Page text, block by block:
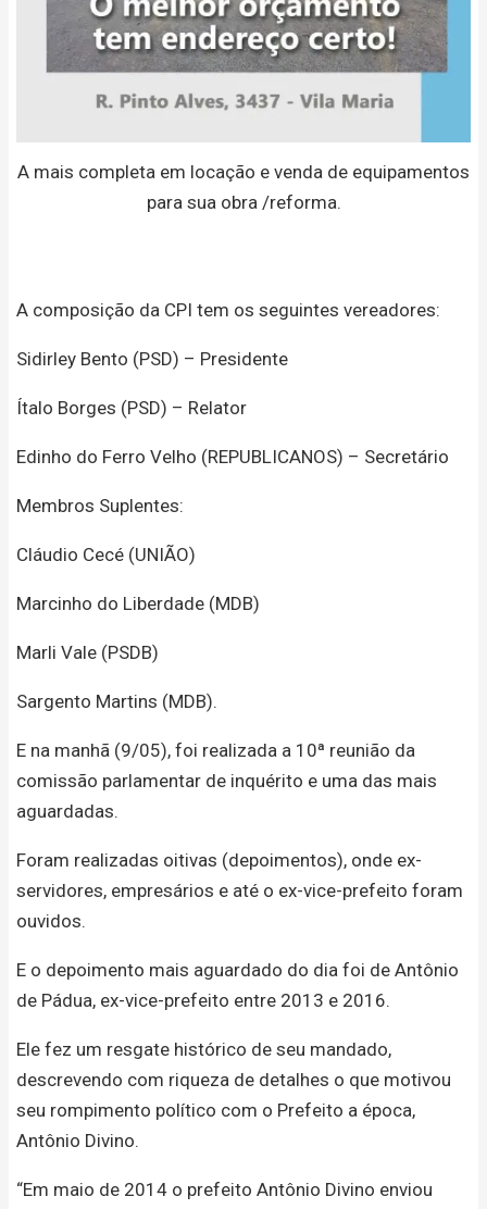
A mais completa em locação e venda de equipamentos
para sua obra /reforma.
A composição da CPI tem os seguintes vereadores:
Sidirley Bento (PSD) – Presidente
Ítalo Borges (PSD) – Relator
Edinho do Ferro Velho (REPUBLICANOS) – Secretário
Membros Suplentes:
Cláudio Cecé (UNIÃO)
Marcinho do Liberdade (MDB)
Marli Vale (PSDB)
Sargento Martins (MDB).
E na manhã (9/05), foi realizada a 10ª reunião da
comissão parlamentar de inquérito e uma das mais
aguardadas.
Foram realizadas oitivas (depoimentos), onde ex-
servidores, empresários e até o ex-vice-prefeito foram
ouvidos.
E o depoimento mais aguardado do dia foi de Antônio
de Pádua, ex-vice-prefeito entre 2013 e 2016.
Ele fez um resgate histórico de seu mandado,
descrevendo com riqueza de detalhes o que motivou
seu rompimento político com o Prefeito a época,
Antônio Divino.
“Em maio de 2014 o prefeito Antônio Divino enviou